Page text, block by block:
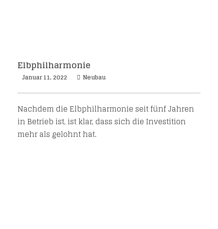
Elbphilharmonie
Januar 11, 2022 Neubau
Nachdem die Elbphilharmonie seit fünf Jahren
in Betrieb ist, ist klar, dass sich die Investition
mehr als gelohnt hat.